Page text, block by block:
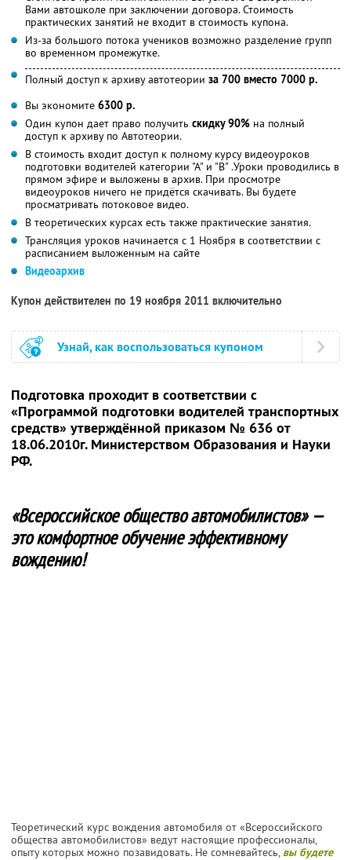
Вами автошколе при заключении договора. Стоимость
практических занятий не входит в стоимость купона.
Из-за большого потока учеников возможно разделение групп
во временном промежутке.
Полный доступ к архиву автотеории за 700 вместо 7000 р.
Вы экономите 6300 р.
Один купон дает право получить скидку 90% на полный
доступ к архиву по Автотеории.
В стоимость входит доступ к полному курсу видеоуроков
подготовки водителей категории "А" и "В" .Уроки проводились в
прямом эфире и выложены в архив. При просмотре
видеоуроков ничего не придётся скачивать. Вы будете
просматривать потоковое видео.
В теоретических курсах есть также практические занятия.
Трансляция уроков начинается с 1 Ноября в соответствии с
расписанием выложенным на сайте
Видеоархив
Купон действителен по 19 ноября 2011 включительно
Узнай, как воспользоваться купоном
Подготовка проходит в соответствии с
«Программой подготовки водителей транспортных
средств» утверждённой приказом № 636 от
18.06.2010г. Министерством Образования и Науки
РФ.
«Всероссийское общество автомобилистов» —
это комфортное обучение эффективному
вождению!
Теоретический курс вождения автомобиля от «Всероссийского
общества автомобилистов» ведут настоящие профессионалы,
опыту которых можно позавидовать. Не сомневайтесь, вы будете